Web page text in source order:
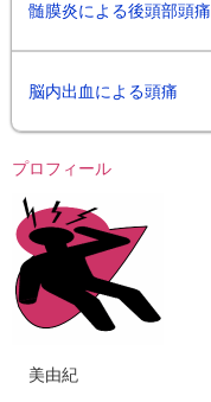
髄膜炎による後頭部頭痛
脳内出血による頭痛
プロフィール
美由紀